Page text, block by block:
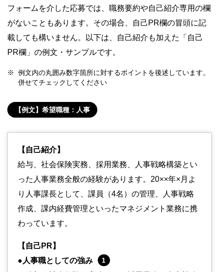
フォームを介した応募では、職務要約や自己紹介専用の欄
がないこともあります。その場合、自己PR欄の冒頭に記
載しても構いません。以下は、自己紹介も加えた「自己
PR欄」の例文・サンプルです。
例文内の丸囲み数字箇所に対するポイントを後述しています。
併せてチェックしてください
【例文】希望職種：人事
【自己紹介】
給与、社会保険実務、採用業務、人事戦略構築とい
った人事業務全般の経験があります。20××年×月よ
り人事課長として、課員（4名）の管理、人事戦略
作成、課内経費管理といったマネジメント業務に携
わっています。
【自己PR】
●人事職としての強み
1